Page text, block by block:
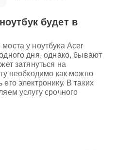
будет в
у ноутбука Acer
дня, однако, бывают
затянуться на
необходимо как можно
электронику. В таких
услугу срочного